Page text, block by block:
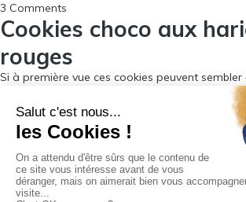
3 Comments
Cookies choco aux
rouges
Si à première vue ces cookies peuvent
, je vous
et de goûter. La texture est fondante et le
choco/cacahuètes/fleur de sel
est juste extra.
idéalavant un cours de sport ou en cas de
Lesharicots rougespossèdent un index
favorisent la digestion, sont anti oxydants, et